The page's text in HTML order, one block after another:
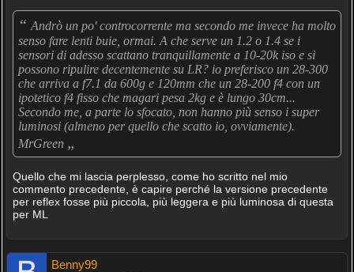
“ Andrò un po' controcorrente ma secondo me invece ha molto
senso fare lenti buie, ormai. A che serve un 1.2 o 1.4 se i
sensori di adesso scattano tranquillamente a 10-20k iso e si
possono ripulire decentemente su LR? io preferisco un 28-300
che arriva a f7.1 da 600g e 120mm che un 28-200 f4 con un
ipotetico f4 fisso che magari pesa 2kg e è lungo 30cm...
Secondo me, a parte lo sfocato, non hanno più senso i super
luminosi (almeno per quello che scatto io, ovviamente).
MrGreen „
Quello che mi lascia perplesso, come ho scritto nel mio
commento precedente, è capire perché la versione precedente
per reflex fosse più piccola, più leggera e più luminosa di questa
per ML
Benny99